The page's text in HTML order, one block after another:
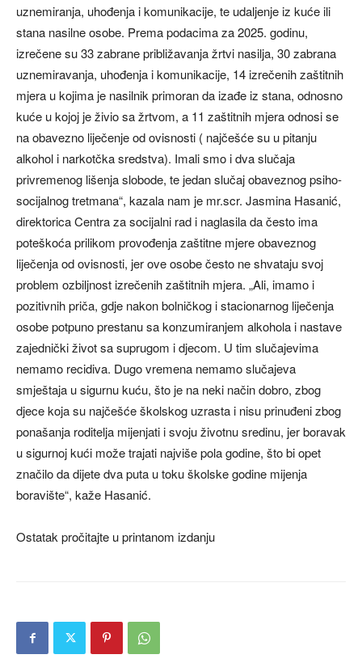
uznemiranja, uhođenja i komunikacije, te udaljenje iz kuće ili
stana nasilne osobe. Prema podacima za 2025. godinu,
izrečene su 33 zabrane približavanja žrtvi nasilja, 30 zabrana
uznemiravanja, uhođenja i komunikacije, 14 izrečenih zaštitnih
mjera u kojima je nasilnik primoran da izađe iz stana, odnosno
kuće u kojoj je živio sa žrtvom, a 11 zaštitnih mjera odnosi se
na obavezno liječenje od ovisnosti ( najčešće su u pitanju
alkohol i narkotčka sredstva). Imali smo i dva slučaja
privremenog lišenja slobode, te jedan slučaj obaveznog psiho-
socijalnog tretmana“, kazala nam je mr.scr. Jasmina Hasanić,
direktorica Centra za socijalni rad i naglasila da često ima
poteškoća prilikom provođenja zaštitne mjere obaveznog
liječenja od ovisnosti, jer ove osobe često ne shvataju svoj
problem ozbiljnost izrečenih zaštitnih mjera. „Ali, imamo i
pozitivnih priča, gdje nakon bolničkog i stacionarnog liječenja
osobe potpuno prestanu sa konzumiranjem alkohola i nastave
zajednički život sa suprugom i djecom. U tim slučajevima
nemamo recidiva. Dugo vremena nemamo slučajeva
smještaja u sigurnu kuću, što je na neki način dobro, zbog
djece koja su najčešće školskog uzrasta i nisu prinuđeni zbog
ponašanja roditelja mijenjati i svoju životnu sredinu, jer boravak
u sigurnoj kući može trajati najviše pola godine, što bi opet
značilo da dijete dva puta u toku školske godine mijenja
boravište“, kaže Hasanić.
Ostatak pročitajte u printanom izdanju